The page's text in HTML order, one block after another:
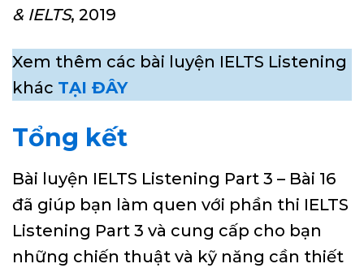
& IELTS, 2019
Xem thêm các bài luyện IELTS Listening
khác TẠI ĐÂY
Tổng kết
Bài luyện IELTS Listening Part 3 – Bài 16
đã giúp bạn làm quen với phần thi IELTS
Listening Part 3 và cung cấp cho bạn
những chiến thuật và kỹ năng cần thiết